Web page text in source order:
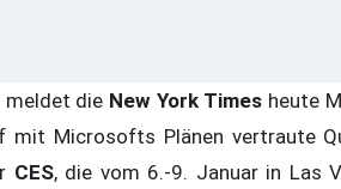
meldet die New York Times heute
mit Microsofts Plänen vertraute
CES, die vom 6.-9. Januar in Las